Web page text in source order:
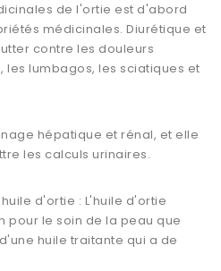
de l'ortie est d'abord
médicinales. Diurétique et
contre les douleurs
lumbagos, les sciatiques et
hépatique et rénal, et elle
les calculs urinaires.
d'ortie : L'huile d'ortie
pour le soin de la peau que
huile traitante qui a de